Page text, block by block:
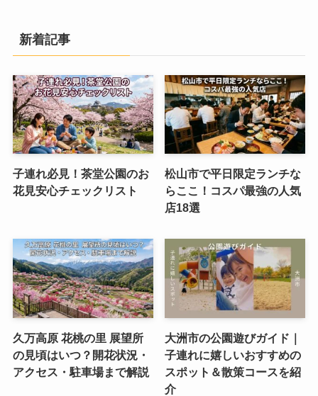
新着記事
子連れ必見！茶堂公園のお
花見安心チェックリスト
松山市で平日限定ランチな
らここ！コスパ最強の人気
店18選
久万高原 花桃の里 展望所
の見頃はいつ？開花状況・
アクセス・駐車場まで解説
大洲市の公園遊びガイド｜
子連れに嬉しいおすすめの
スポット＆散策コースを紹
介